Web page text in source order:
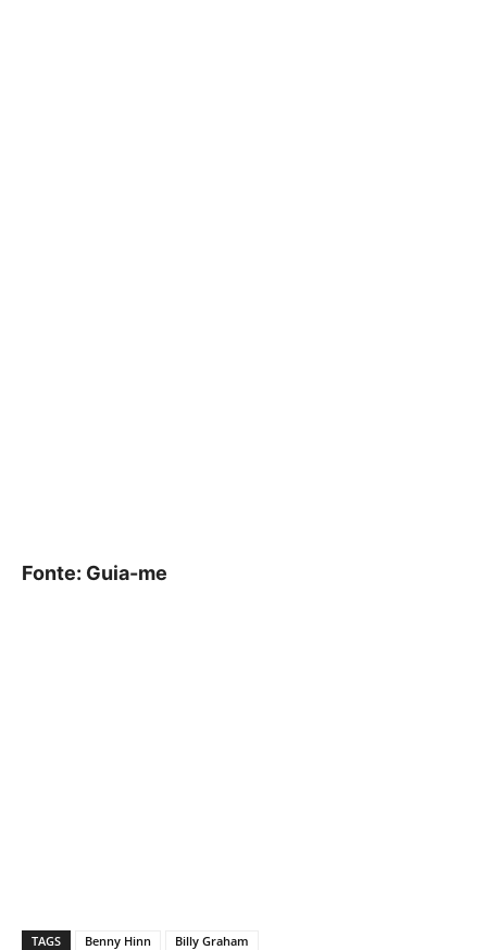
Fonte: Guia-me
TAGS Benny Hinn Billy Graham